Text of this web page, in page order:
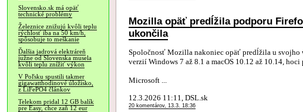
Slovensko.sk má opäť
technické problémy
Železnice znižujú kvôli teplu
rýchlosť iba na 50 km/h,
spôsobuje to meškanie
Ďalšia jadrová elektráreň
južne od Slovenska musela
kvôli teplu znížiť výkon
V Poľsku spustili takmer
gigawatthodinové úložisko,
z LiFePO4 článkov
Telekom pridal 12 GB balík
pre Easy, chce zaň 12 eur
Mozilla opäť predĺžila podporu
ukončila
Spoločnosť Mozilla nakoniec opäť predĺžila u svojho
verzií Windows 7 až 8.1 a macOS 10.12 až 10.14,
Microsoft ...
12.3.2026 11:11, DSL.sk
20 komentárov, 13.3. 18:36